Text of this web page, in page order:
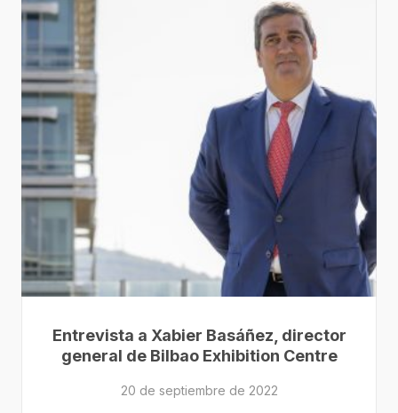
Entrevista a Xabier Basáñez, director
general de Bilbao Exhibition Centre
20 de septiembre de 2022